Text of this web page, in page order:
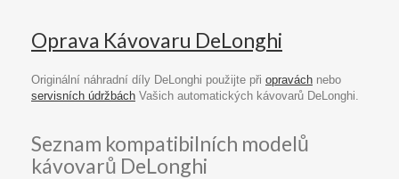
Oprava Kávovaru DeLonghi
Originální náhradní díly DeLonghi použijte při opravách nebo
servisních údržbách Vašich automatických kávovarů DeLonghi.
Seznam kompatibilních modelů
kávovarů DeLonghi